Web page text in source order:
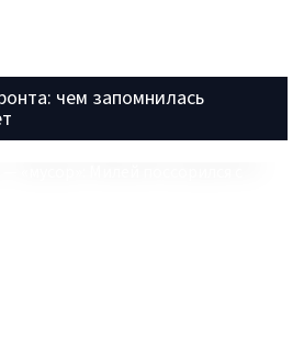
чем запомнилась